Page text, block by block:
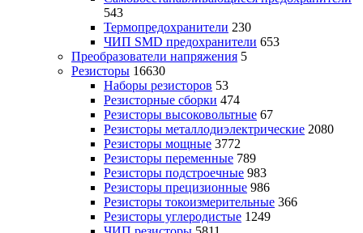
543
Термопредохранители 230
ЧИП SMD предохранители 653
Преобразователи напряжения 5
Резисторы 16630
Наборы резисторов 53
Резисторные сборки 474
Резисторы высоковольтные 67
Резисторы металлодиэлектрические 2080
Резисторы мощные 3772
Резисторы переменные 789
Резисторы подстроечные 983
Резисторы прецизионные 986
Резисторы токоизмерительные 366
Резисторы углеродистые 1249